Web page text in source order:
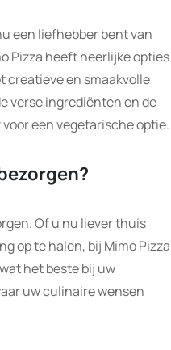
een liefhebber bent van
Pizza heeft heerlijke opties
creatieve en smaakvolle
verse ingrediënten en de
een vegetarische optie.
Of u nu liever thuis
op te halen, bij Mimo Pizza
het beste bij uw
uw culinaire wensen